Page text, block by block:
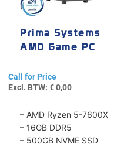
Prima Systems
AMD Game PC
Call for Price
Excl. BTW: €0,00
– AMD Ryzen 5-7600X
– 16GB DDR5
– 500GB NVME SSD